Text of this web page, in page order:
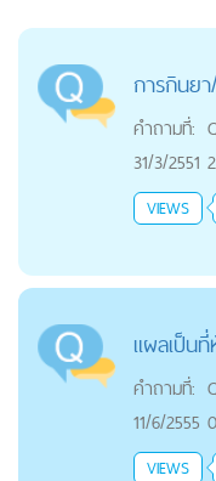
การกินย
คำถามที่:
31/3/2551
VIEWS
แผลเป็นที่
คำถามที่:
11/6/2555
VIEWS